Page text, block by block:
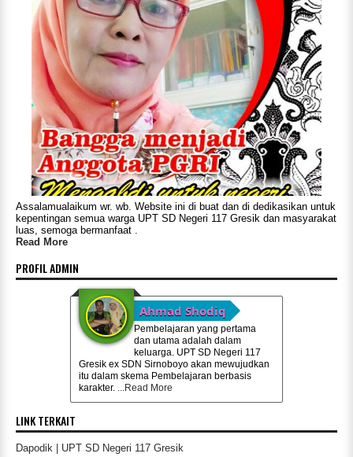
Assalamualaikum wr. wb. Website ini di buat dan di dedikasikan untuk
kepentingan semua warga UPT SD Negeri 117 Gresik dan masyarakat
luas, semoga bermanfaat .
Read More
PROFIL ADMIN
Ahmad Shodiq
Pembelajaran yang pertama
dan utama adalah dalam
keluarga. UPT SD Negeri 117
Gresik ex SDN Sirnoboyo akan mewujudkan
itu dalam skema Pembelajaran berbasis
karakter. ...Read More
LINK TERKAIT
Dapodik | UPT SD Negeri 117 Gresik